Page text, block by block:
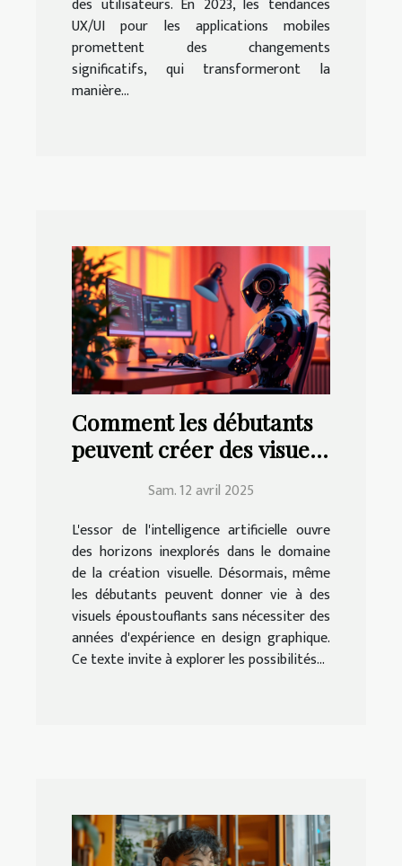
des utilisateurs. En 2023, les tendances
UX/UI pour les applications mobiles
promettent des changements
significatifs, qui transformeront la
manière...
Comment les débutants
peuvent créer des visuels
Sam. 12 avril 2025
L'essor de l'intelligence artificielle ouvre
des horizons inexplorés dans le domaine
de la création visuelle. Désormais, même
les débutants peuvent donner vie à des
visuels époustouflants sans nécessiter des
années d'expérience en design graphique.
Ce texte invite à explorer les possibilités...